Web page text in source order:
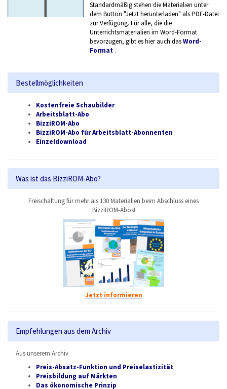
Standardmäßig stehen die Materialien unter
dem Button "Jetzt herunterladen" als PDF-Datei
zur Verfügung. Für alle, die die
Unterrichtsmaterialien im Word-Format
bevorzugen, gibt es hier auch dasWord-
Format .
Bestellmöglichkeiten
Kostenfreie Schaubilder
Arbeitsblatt-Abo
BizziROM-Abo
BizziROM-Abo für Arbeitsblatt-Abonnenten
Einzeldownload
Was ist das BizziROM-Abo?
Freischaltung für mehr als 130 Materialien beim Abschluss eines
BizziROM-Abos!
Jetzt informieren
Empfehlungen aus dem Archiv
Aus unserem Archiv
Preis-Absatz-Funktion und Preiselastizität
Preisbildung auf Märkten
Das ökonomische Prinzip